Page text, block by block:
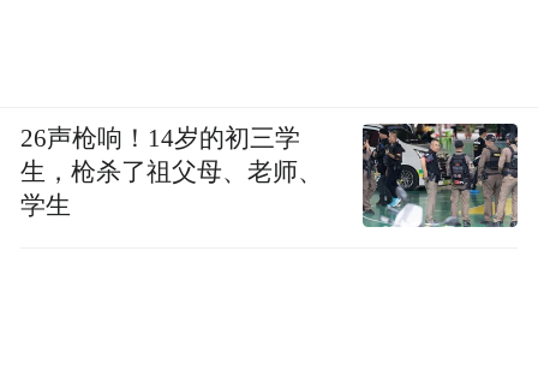
26声枪响！14岁的初三学
生，枪杀了祖父母、老师、
学生